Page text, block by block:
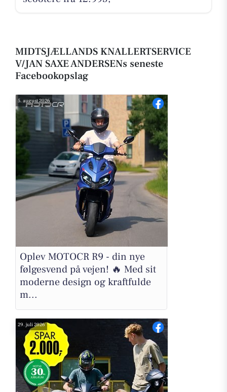
MIDTSJÆLLANDS KNALLERTSERVICE
V/JAN SAXE ANDERSENs seneste
Facebookopslag
5. august 2026
Oplev MOTOCR R9 - din nye
følgesvend på vejen! 🔥 Med sit
moderne design og kraftfulde
m...
29. juli 2026